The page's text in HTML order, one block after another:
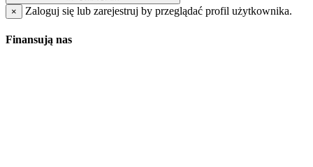
× Zaloguj się lub zarejestruj by przeglądać profil użytkownika.
Finansują nas